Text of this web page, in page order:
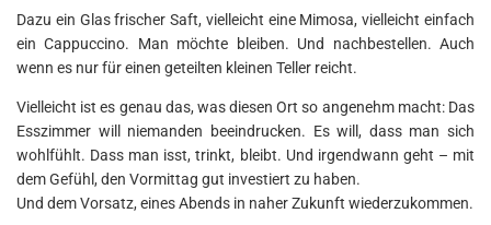
Dazu ein Glas frischer Saft, vielleicht eine Mimosa, vielleicht einfach
ein Cappuccino. Man möchte bleiben. Und nachbestellen. Auch
wenn es nur für einen geteilten kleinen Teller reicht.
Vielleicht ist es genau das, was diesen Ort so angenehm macht: Das
Esszimmer will niemanden beeindrucken. Es will, dass man sich
wohlfühlt. Dass man isst, trinkt, bleibt. Und irgendwann geht – mit
dem Gefühl, den Vormittag gut investiert zu haben.
Und dem Vorsatz, eines Abends in naher Zukunft wiederzukommen.